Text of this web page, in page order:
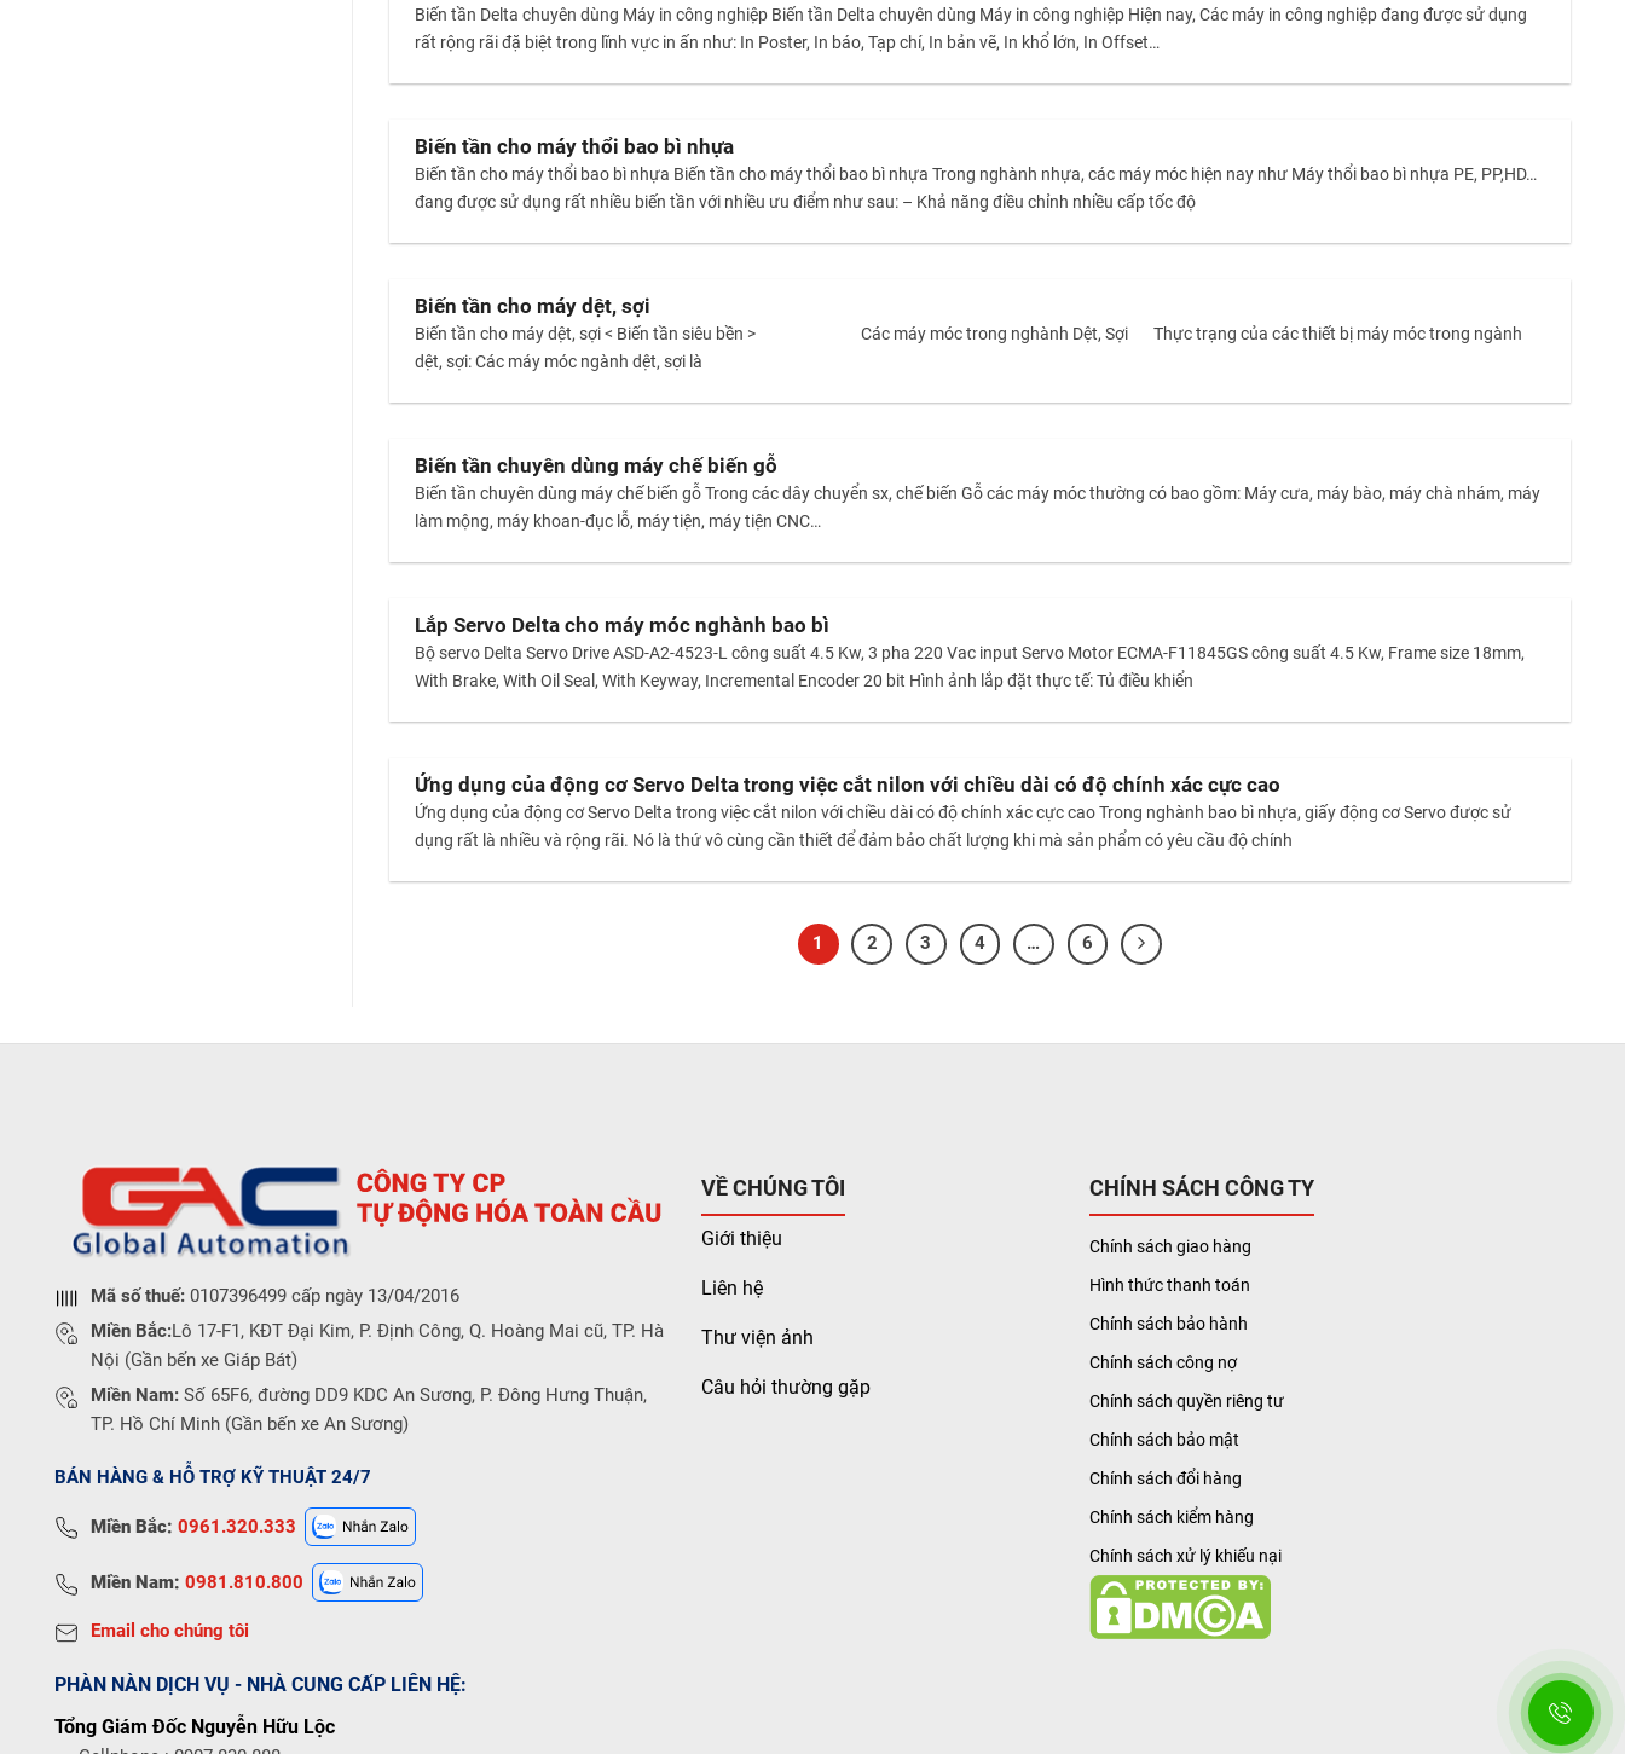
Biến tần Delta chuyên dùng Máy in công nghiệp Biến tần Delta chuyên dùng Máy in công nghiệp Hiện nay, Các máy in công nghiệp đang được sử dụng
rất rộng rãi đặ biệt trong lĩnh vực in ấn như: In Poster, In báo, Tạp chí, In bản vẽ, In khổ lớn, In Offset…
Biến tần cho máy thổi bao bì nhựa
Biến tần cho máy thổi bao bì nhựa Biến tần cho máy thổi bao bì nhựa Trong nghành nhựa, các máy móc hiện nay như Máy thổi bao bì nhựa PE, PP,HD…
đang được sử dụng rất nhiều biến tần với nhiều ưu điểm như sau: – Khả năng điều chỉnh nhiều cấp tốc độ
Biến tần cho máy dệt, sợi
Biến tần cho máy dệt, sợi < Biến tần siêu bền > Các máy móc trong nghành Dệt, Sợi Thực trạng của các thiết bị máy móc trong ngành
dệt, sợi: Các máy móc ngành dệt, sợi là
Biến tần chuyên dùng máy chế biến gỗ
Biến tần chuyên dùng máy chế biến gỗ Trong các dây chuyển sx, chế biến Gỗ các máy móc thường có bao gồm: Máy cưa, máy bào, máy chà nhám, máy
làm mộng, máy khoan-đục lỗ, máy tiện, máy tiện CNC…
Lắp Servo Delta cho máy móc nghành bao bì
Bộ servo Delta Servo Drive ASD-A2-4523-L công suất 4.5 Kw, 3 pha 220 Vac input Servo Motor ECMA-F11845GS công suất 4.5 Kw, Frame size 18mm,
With Brake, With Oil Seal, With Keyway, Incremental Encoder 20 bit Hình ảnh lắp đặt thực tế: Tủ điều khiển
Ứng dụng của động cơ Servo Delta trong việc cắt nilon với chiều dài có độ chính xác cực cao
Ứng dụng của động cơ Servo Delta trong việc cắt nilon với chiều dài có độ chính xác cực cao Trong nghành bao bì nhựa, giấy động cơ Servo được sử
dụng rất là nhiều và rộng rãi. Nó là thứ vô cùng cần thiết để đảm bảo chất lượng khi mà sản phẩm có yêu cầu độ chính
1 2 3 4 … 6
Mã số thuế: 0107396499 cấp ngày 13/04/2016
Miền Bắc:Lô 17-F1, KĐT Đại Kim, P. Định Công, Q. Hoàng Mai cũ, TP. Hà
Nội (Gần bến xe Giáp Bát)
Miền Nam: Số 65F6, đường DD9 KDC An Sương, P. Đông Hưng Thuận,
TP. Hồ Chí Minh (Gần bến xe An Sương)
BÁN HÀNG & HỖ TRỢ KỸ THUẬT 24/7
Miền Bắc: 0961.320.333
Miền Nam: 0981.810.800
Email cho chúng tôi
PHÀN NÀN DỊCH VỤ - NHÀ CUNG CẤP LIÊN HỆ:
Tổng Giám Đốc Nguyễn Hữu Lộc
VỀ CHÚNG TÔI
Giới thiệu
Liên hệ
Thư viện ảnh
Câu hỏi thường gặp
CHÍNH SÁCH CÔNG TY
Chính sách giao hàng
Hình thức thanh toán
Chính sách bảo hành
Chính sách công nợ
Chính sách quyền riêng tư
Chính sách bảo mật
Chính sách đổi hàng
Chính sách kiểm hàng
Chính sách xử lý khiếu nại